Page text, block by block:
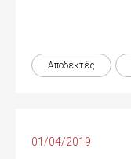
Αποδεκτές
01/04/2019